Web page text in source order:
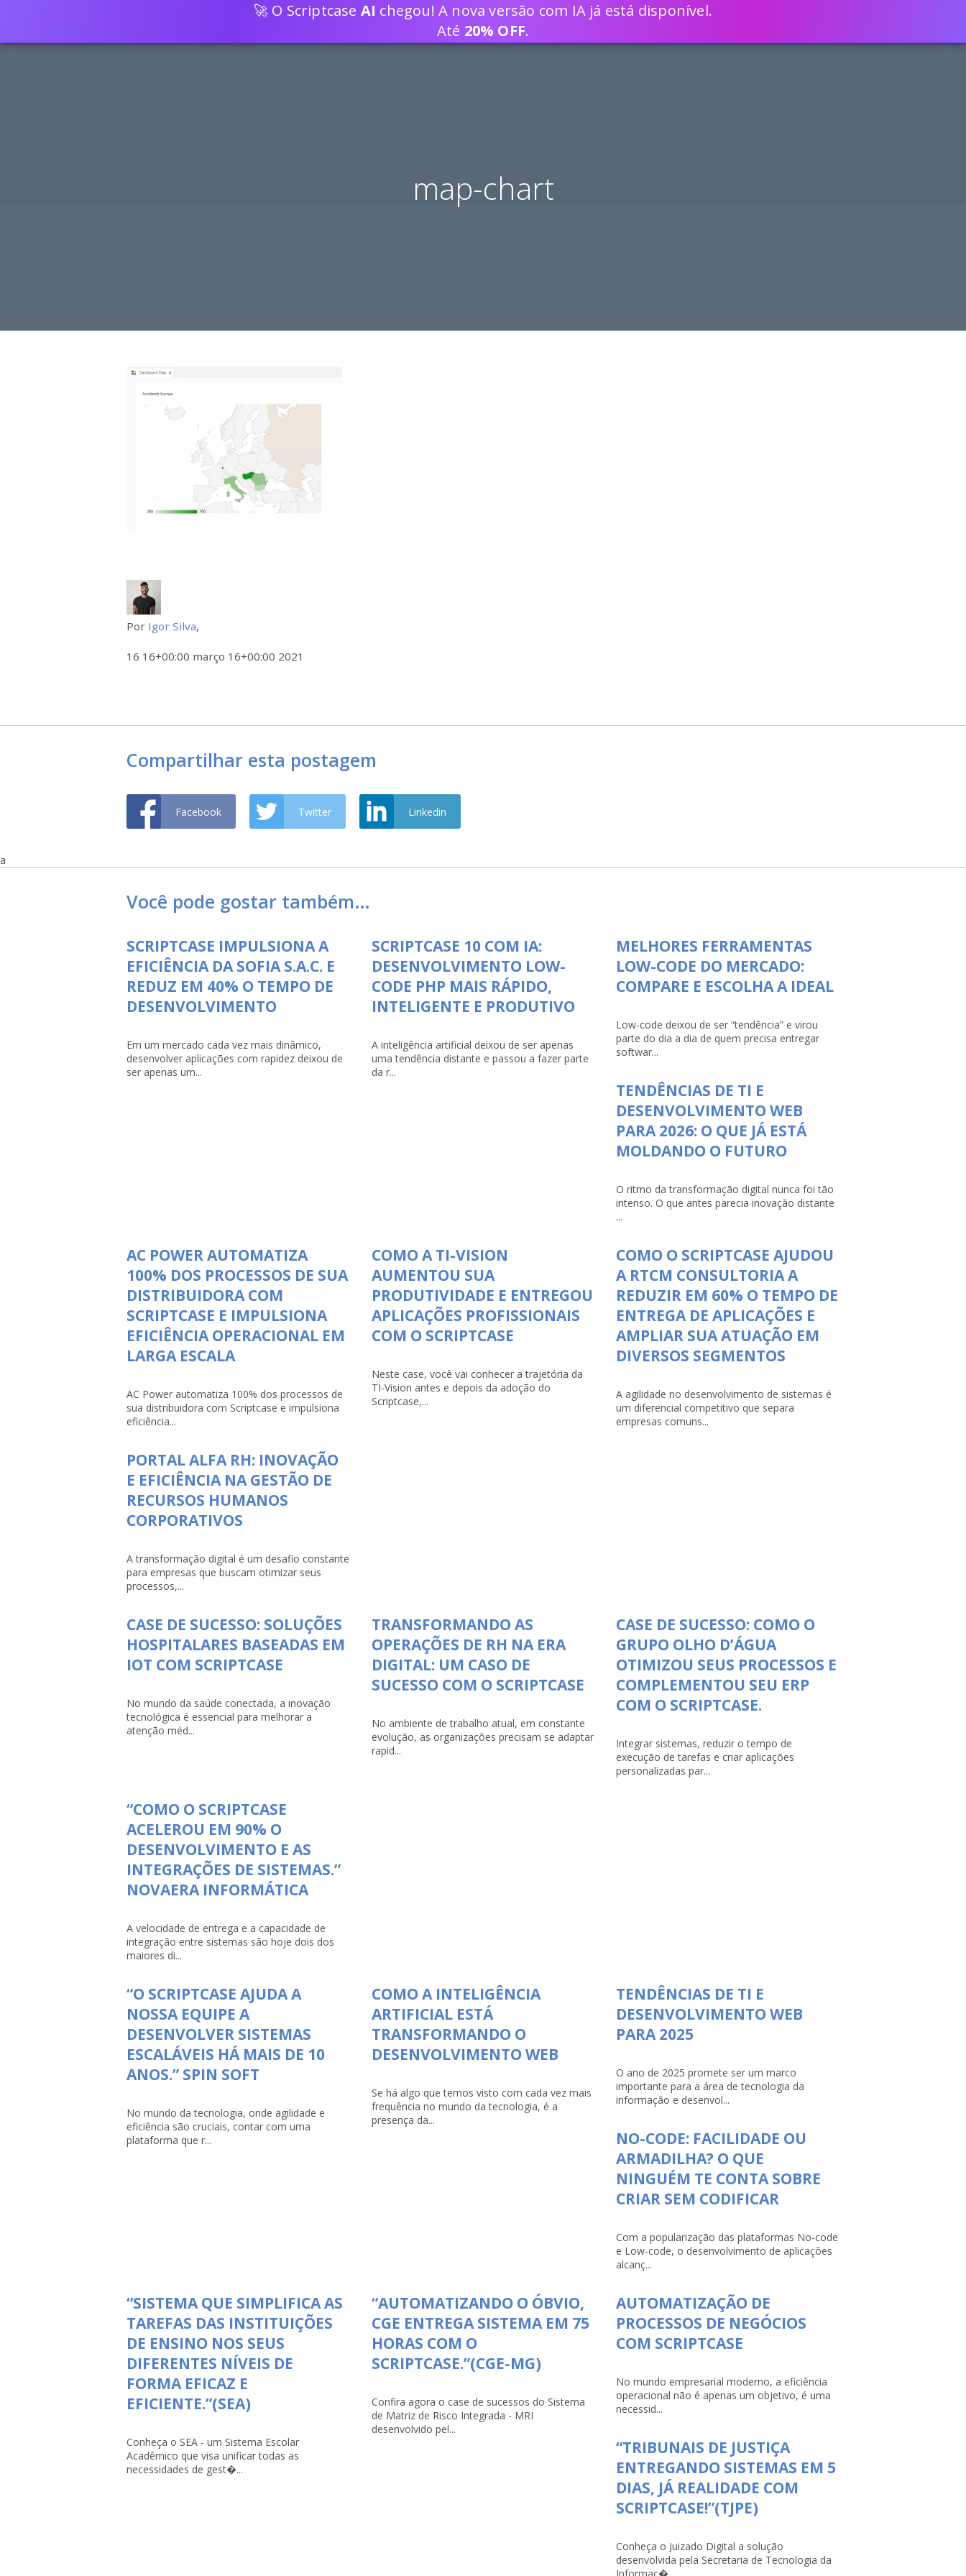
DESENVOLVA SOLUÇÕES WEB 80% MAIS RÁPIDO COM O SCRIPTCASE
map-chart
Por Igor Silva,
16 16+00:00 março 16+00:00 2021
Compartilhar esta postagem
Facebook Twitter Linkedin
a
Você pode gostar também…
SCRIPTCASE IMPULSIONA A
EFICIÊNCIA DA SOFIA S.A.C. E
REDUZ EM 40% O TEMPO DE
DESENVOLVIMENTO
Em um mercado cada vez mais dinâmico,
desenvolver aplicações com rapidez deixou de
ser apenas um...
SCRIPTCASE 10 COM IA:
DESENVOLVIMENTO LOW-
CODE PHP MAIS RÁPIDO,
INTELIGENTE E PRODUTIVO
A inteligência artificial deixou de ser apenas
uma tendência distante e passou a fazer parte
da r...
MELHORES FERRAMENTAS
LOW-CODE DO MERCADO:
COMPARE E ESCOLHA A IDEAL
Low-code deixou de ser “tendência” e virou
parte do dia a dia de quem precisa entregar
softwar...
TENDÊNCIAS DE TI E
DESENVOLVIMENTO WEB
PARA 2026: O QUE JÁ ESTÁ
MOLDANDO O FUTURO
O ritmo da transformação digital nunca foi tão
intenso. O que antes parecia inovação distante
...
AC POWER AUTOMATIZA
100% DOS PROCESSOS DE SUA
DISTRIBUIDORA COM
SCRIPTCASE E IMPULSIONA
EFICIÊNCIA OPERACIONAL EM
LARGA ESCALA
AC Power automatiza 100% dos processos de
sua distribuidora com Scriptcase e impulsiona
eficiência...
COMO A TI-VISION
AUMENTOU SUA
PRODUTIVIDADE E ENTREGOU
APLICAÇÕES PROFISSIONAIS
COM O SCRIPTCASE
Neste case, você vai conhecer a trajetória da
TI-Vision antes e depois da adoção do
Scriptcase,...
COMO O SCRIPTCASE AJUDOU
A RTCM CONSULTORIA A
REDUZIR EM 60% O TEMPO DE
ENTREGA DE APLICAÇÕES E
AMPLIAR SUA ATUAÇÃO EM
DIVERSOS SEGMENTOS
A agilidade no desenvolvimento de sistemas é
um diferencial competitivo que separa
empresas comuns...
PORTAL ALFA RH: INOVAÇÃO
E EFICIÊNCIA NA GESTÃO DE
RECURSOS HUMANOS
CORPORATIVOS
A transformação digital é um desafio constante
para empresas que buscam otimizar seus
processos,...
CASE DE SUCESSO: SOLUÇÕES
HOSPITALARES BASEADAS EM
IOT COM SCRIPTCASE
No mundo da saúde conectada, a inovação
tecnológica é essencial para melhorar a
atenção méd...
TRANSFORMANDO AS
OPERAÇÕES DE RH NA ERA
DIGITAL: UM CASO DE
SUCESSO COM O SCRIPTCASE
No ambiente de trabalho atual, em constante
evolução, as organizações precisam se adaptar
rapid...
CASE DE SUCESSO: COMO O
GRUPO OLHO D’ÁGUA
OTIMIZOU SEUS PROCESSOS E
COMPLEMENTOU SEU ERP
COM O SCRIPTCASE.
Integrar sistemas, reduzir o tempo de
execução de tarefas e criar aplicações
personalizadas par...
“COMO O SCRIPTCASE
ACELEROU EM 90% O
DESENVOLVIMENTO E AS
INTEGRAÇÕES DE SISTEMAS.”
NOVAERA INFORMÁTICA
A velocidade de entrega e a capacidade de
integração entre sistemas são hoje dois dos
maiores di...
“O SCRIPTCASE AJUDA A
NOSSA EQUIPE A
DESENVOLVER SISTEMAS
ESCALÁVEIS HÁ MAIS DE 10
ANOS.” SPIN SOFT
No mundo da tecnologia, onde agilidade e
eficiência são cruciais, contar com uma
plataforma que r...
COMO A INTELIGÊNCIA
ARTIFICIAL ESTÁ
TRANSFORMANDO O
DESENVOLVIMENTO WEB
Se há algo que temos visto com cada vez mais
frequência no mundo da tecnologia, é a
presença da...
TENDÊNCIAS DE TI E
DESENVOLVIMENTO WEB
PARA 2025
O ano de 2025 promete ser um marco
importante para a área de tecnologia da
informação e desenvol...
NO-CODE: FACILIDADE OU
ARMADILHA? O QUE
NINGUÉM TE CONTA SOBRE
CRIAR SEM CODIFICAR
Com a popularização das plataformas No-code
e Low-code, o desenvolvimento de aplicações
alcanç...
“SISTEMA QUE SIMPLIFICA AS
TAREFAS DAS INSTITUIÇÕES
DE ENSINO NOS SEUS
DIFERENTES NÍVEIS DE
FORMA EFICAZ E
EFICIENTE.”(SEA)
Conheça o SEA - um Sistema Escolar
Acadêmico que visa unificar todas as
necessidades de gest�...
“AUTOMATIZANDO O ÓBVIO,
CGE ENTREGA SISTEMA EM 75
HORAS COM O
SCRIPTCASE.”(CGE-MG)
Confira agora o case de sucessos do Sistema
de Matriz de Risco Integrada - MRI
desenvolvido pel...
AUTOMATIZAÇÃO DE
PROCESSOS DE NEGÓCIOS
COM SCRIPTCASE
No mundo empresarial moderno, a eficiência
operacional não é apenas um objetivo, é uma
necessid...
“TRIBUNAIS DE JUSTIÇA
ENTREGANDO SISTEMAS EM 5
DIAS, JÁ REALIDADE COM
SCRIPTCASE!”(TJPE)
Conheça o Juizado Digital a solução
desenvolvida pela Secretaria de Tecnologia da
🚀 O Scriptcase AI chegou! A nova versão com IA já está disponível.
Até 20% OFF.